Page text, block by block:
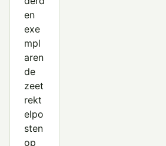
en
exe
mpl
aren
de
zeet
rekt
elpo
sten
op